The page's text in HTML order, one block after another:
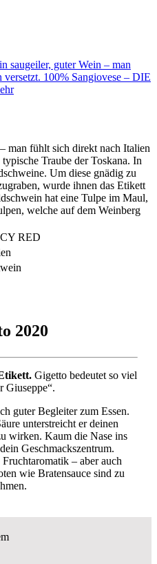
saugeiler, guter Wein – man
100% Sangiovese – DIE
man fühlt sich direkt nach Italien
Traube der Toskana. In
Um diese gnädig zu
wurde ihnen das Etikett
hat eine Tulpe im Maul,
welche auf dem Weinberg
RED
2020
Gigetto bedeutet so viel
Giuseppe“.
guter Begleiter zum Essen.
unterstreicht er deinen
wirken. Kaum die Nase ins
Geschmackszentrum.
– aber auch
wie Bratensauce sind zu